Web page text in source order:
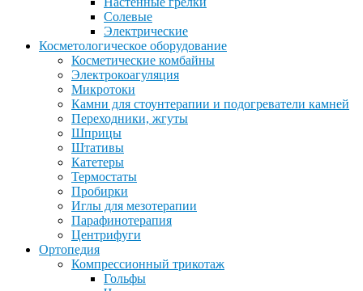
Солевые
Электрические
Косметологическое оборудование
Косметические комбайны
Электрокоагуляция
Микротоки
Камни для стоунтерапии и подогреватели камней
Переходники, жгуты
Шприцы
Штативы
Катетеры
Термостаты
Пробирки
Иглы для мезотерапии
Парафинотерапия
Центрифуги
Ортопедия
Компрессионный трикотаж
Гольфы